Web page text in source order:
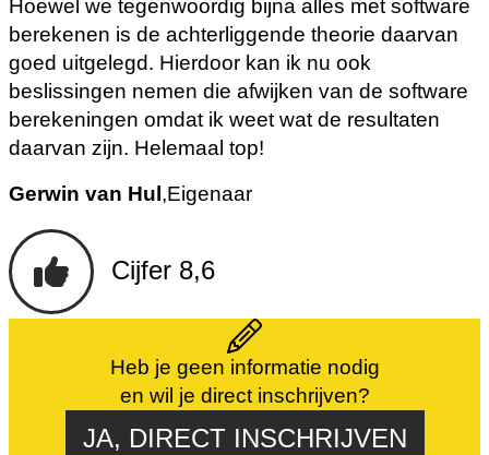
Hoewel we tegenwoordig bijna alles met software
berekenen is de achterliggende theorie daarvan
goed uitgelegd. Hierdoor kan ik nu ook
beslissingen nemen die afwijken van de software
berekeningen omdat ik weet wat de resultaten
daarvan zijn. Helemaal top!
Gerwin van Hul,Eigenaar
Cijfer 8,6
Heb je geen informatie nodig
en wil je direct inschrijven?
JA, DIRECT INSCHRIJVEN